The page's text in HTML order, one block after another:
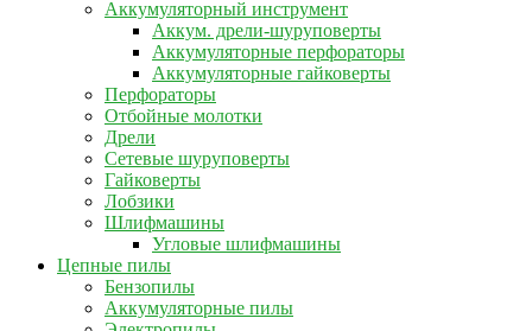
Аккумуляторный инструмент
Аккум. дрели-шуруповерты
Аккумуляторные перфораторы
Аккумуляторные гайковерты
Перфораторы
Отбойные молотки
Дрели
Сетевые шуруповерты
Гайковерты
Лобзики
Шлифмашины
Угловые шлифмашины
Цепные пилы
Бензопилы
Аккумуляторные пилы